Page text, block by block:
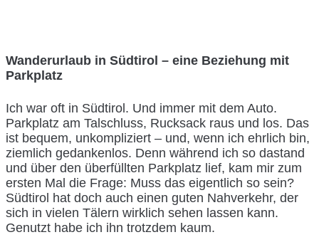
Wanderurlaub in Südtirol – eine Beziehung mit
Parkplatz
Ich war oft in Südtirol. Und immer mit dem Auto.
Parkplatz am Talschluss, Rucksack raus und los. Das
ist bequem, unkompliziert – und, wenn ich ehrlich bin,
ziemlich gedankenlos. Denn während ich so dastand
und über den überfüllten Parkplatz lief, kam mir zum
ersten Mal die Frage: Muss das eigentlich so sein?
Südtirol hat doch auch einen guten Nahverkehr, der
sich in vielen Tälern wirklich sehen lassen kann.
Genutzt habe ich ihn trotzdem kaum.